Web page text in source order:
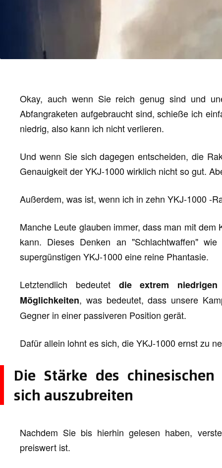
Okay, auch wenn Sie reich genug sind und
Abfangraketen aufgebraucht sind, schieße ich
niedrig, also kann ich nicht verlieren.
Und wenn Sie sich dagegen entscheiden, die
Genauigkeit der YKJ-1000 wirklich nicht so gut.
Außerdem, was ist, wenn ich in zehn YKJ-1000 -
Manche Leute glauben immer, dass man mit
kann. Dieses Denken an "Schlachtwaffen"
supergünstigen YKJ-1000 eine reine Phantasie.
Letztendlich bedeutet die extrem
Möglichkeiten, was bedeutet, dass unsere
Gegner in einer passiveren Position gerät.
Dafür allein lohnt es sich, die YKJ-1000 ernst zu
Die Stärke des
sich auszubreiten
Nachdem Sie bis hierhin gelesen haben,
preiswert ist.